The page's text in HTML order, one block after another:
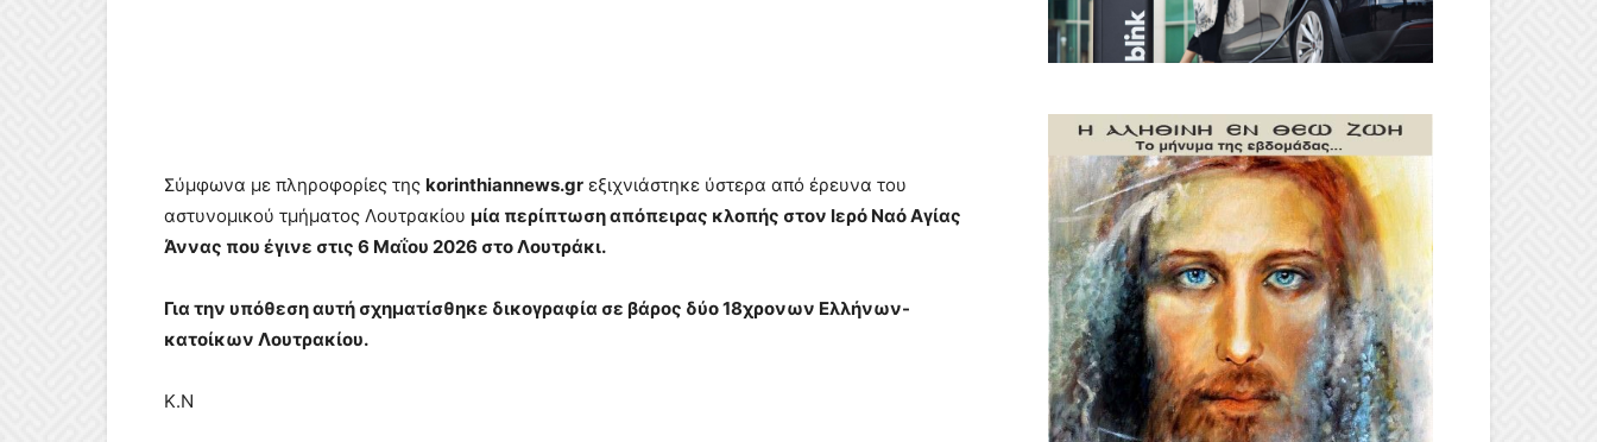
Σύμφωνα με πληροφορίες της korinthiannews.gr εξιχνιάστηκε ύστερα από έρευνα του
αστυνομικού τμήματος Λουτρακίου μία περίπτωση απόπειρας κλοπής στον Ιερό Ναό Αγίας
Άννας που έγινε στις 6 Μαΐου 2026 στο Λουτράκι.
Για την υπόθεση αυτή σχηματίσθηκε δικογραφία σε βάρος δύο 18χρονων Ελλήνων-
κατοίκων Λουτρακίου.
Κ.Ν